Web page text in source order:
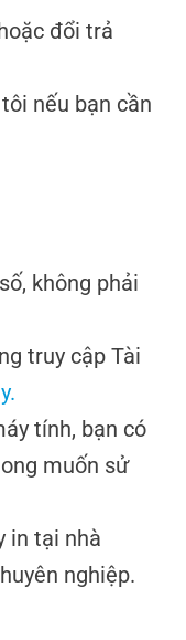
đổi trả
nếu bạn cần
không phải
truy cập Tài
tính, bạn có
muốn sử
in tại nhà
nghiệp.